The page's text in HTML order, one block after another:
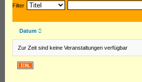
Filter
Datum
Zur Zeit sind keine Veranstaltungen verfügbar